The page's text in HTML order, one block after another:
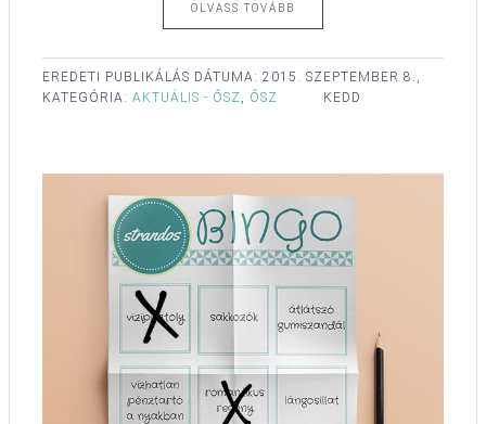
OLVASS TOVÁBB
EREDETI PUBLIKÁLÁS DÁTUMA: 2015. SZEPTEMBER 8.,
KEDD
KATEGÓRIA: AKTUÁLIS - ŐSZ, ŐSZ